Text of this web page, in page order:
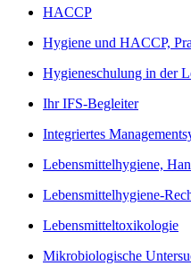
HACCP
Hygiene und HACCP,
Hygieneschulung in der
Ihr IFS-Begleiter
Integriertes
Lebensmittelhygiene,
Lebensmittelhygiene-
Lebensmitteltoxikologie
Mikrobiologische